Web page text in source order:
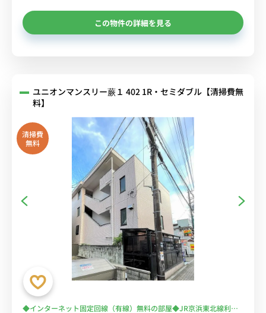
この物件の詳細を見る
ユニオンマンスリー蕨１ 402 1R・セミダブル【清掃費無
料】
清掃費
無料
◆インターネット固定回線（有線）無料の部屋◆JR京浜東北線利用